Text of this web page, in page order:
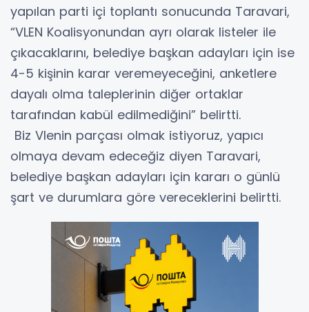
yapılan parti içi toplantı sonucunda Taravari,
“VLEN Koalisyonundan ayrı olarak listeler ile
çıkacaklarını, belediye başkan adayları için ise
4-5 kişinin karar veremeyeceğini, anketlere
dayalı olma taleplerinin diğer ortaklar
tarafından kabül edilmediğini” belirtti.
Biz Vlenin parçası olmak istiyoruz, yapıcı
olmaya devam edeceğiz diyen Taravari,
belediye başkan adayları için kararı o günlü
şart ve durumlara göre vereceklerini belirtti.